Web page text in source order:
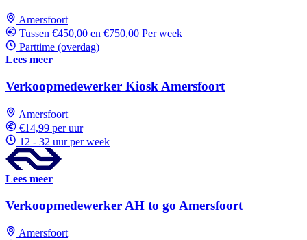
Amersfoort
Tussen €450,00 en €750,00 Per week
Parttime (overdag)
Lees meer
Verkoopmedewerker Kiosk Amersfoort
Amersfoort
€14,99 per uur
12 - 32 uur per week
Lees meer
Verkoopmedewerker AH to go Amersfoort
Amersfoort